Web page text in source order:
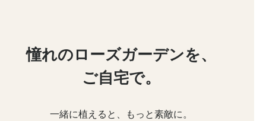
憧れのローズガーデンを、
ご自宅で。
一緒に植えると、もっと素敵に。